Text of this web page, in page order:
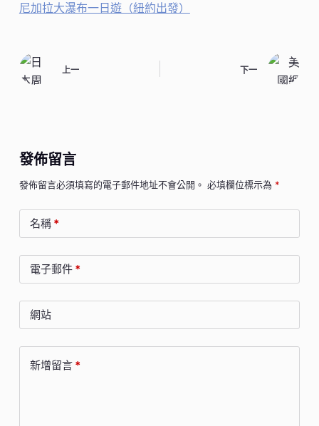
尼加拉大瀑布一日遊（紐約出發）
上一 下一
發佈留言
發佈留言必須填寫的電子郵件地址不會公開。 必填欄位標示為 *
名稱*
電子郵件*
網站
新增留言*